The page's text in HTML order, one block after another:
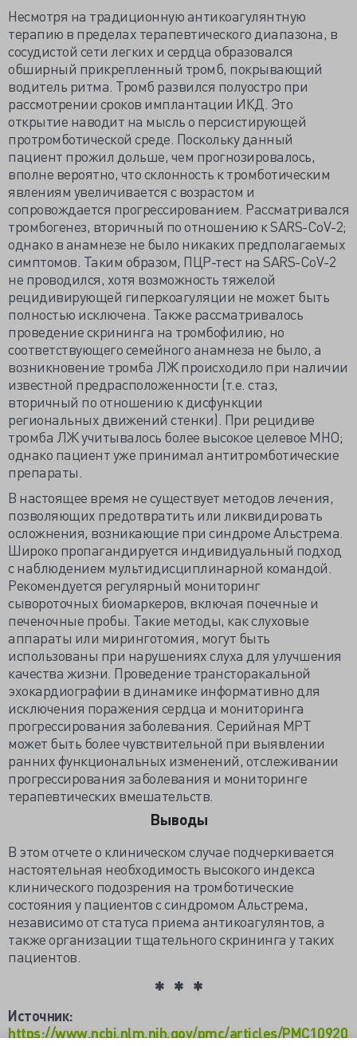
Несмотря на традиционную антикоагулянтную
терапию в пределах терапевтического диапазона, в
сосудистой сети легких и сердца образовался
обширный прикрепленный тромб, покрывающий
водитель ритма. Тромб развился полуостро при
рассмотрении сроков имплантации ИКД. Это
открытие наводит на мысль о персистирующей
протромботической среде. Поскольку данный
пациент прожил дольше, чем прогнозировалось,
вполне вероятно, что склонность к тромботическим
явлениям увеличивается с возрастом и
сопровождается прогрессированием. Рассматривался
тромбогенез, вторичный по отношению к SARS-CoV-2;
однако в анамнезе не было никаких предполагаемых
симптомов. Таким образом, ПЦР-тест на SARS-CoV-2
не проводился, хотя возможность тяжелой
рецидивирующей гиперкоагуляции не может быть
полностью исключена. Также рассматривалось
проведение скрининга на тромбофилию, но
соответствующего семейного анамнеза не было, а
возникновение тромба ЛЖ происходило при наличии
известной предрасположенности (т.е. стаз,
вторичный по отношению к дисфункции
региональных движений стенки). При рецидиве
тромба ЛЖ учитывалось более высокое целевое МНО;
однако пациент уже принимал антитромботические
препараты.
В настоящее время не существует методов лечения,
позволяющих предотвратить или ликвидировать
осложнения, возникающие при синдроме Альстрема.
Широко пропагандируется индивидуальный подход
с наблюдением мультидисциплинарной командой.
Рекомендуется регулярный мониторинг
сывороточных биомаркеров, включая почечные и
печеночные пробы. Такие методы, как слуховые
аппараты или миринготомия, могут быть
использованы при нарушениях слуха для улучшения
качества жизни. Проведение трансторакальной
эхокардиографии в динамике информативно для
исключения поражения сердца и мониторинга
прогрессирования заболевания. Серийная МРТ
может быть более чувствительной при выявлении
ранних функциональных изменений, отслеживании
прогрессирования заболевания и мониторинге
терапевтических вмешательств.
Выводы
В этом отчете о клиническом случае подчеркивается
настоятельная необходимость высокого индекса
клинического подозрения на тромботические
состояния у пациентов с синдромом Альстрема,
независимо от статуса приема антикоагулянтов, а
также организации тщательного скрининга у таких
пациентов.
Источник:
https://www.ncbi.nlm.nih.gov/pmc/articles/PMC10920